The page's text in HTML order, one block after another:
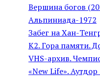
Вершина богов
Альпиниада-1972
Забег на Хан-
К2. Гора памяти.
VHS-архив.
«New Life».